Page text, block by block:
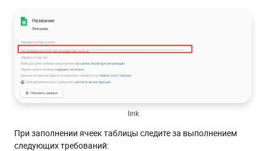
link
При заполнении ячеек таблицы следите за выполнением
следующих требований: